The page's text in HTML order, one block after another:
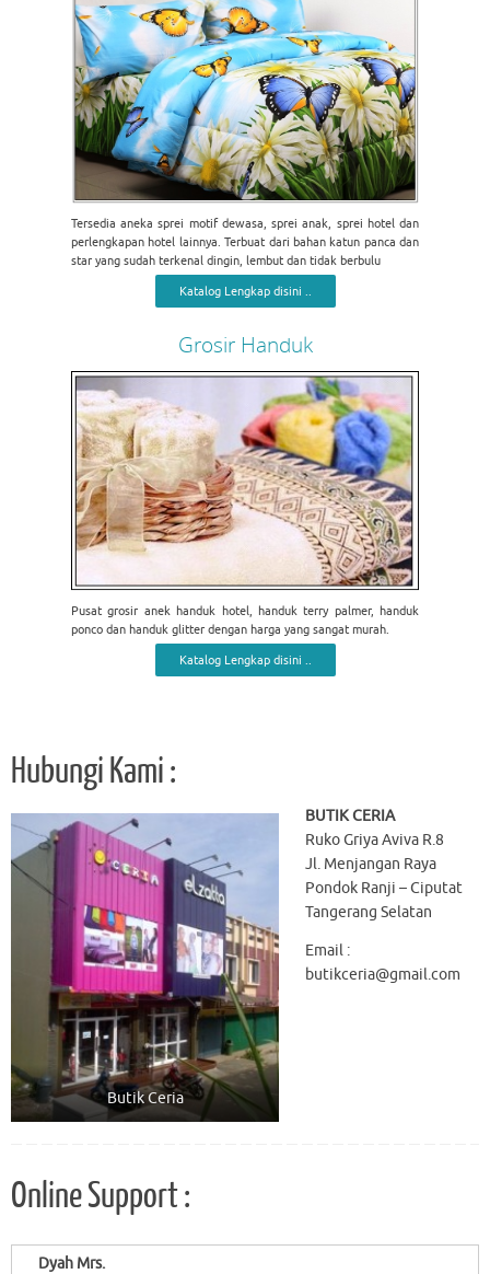
Tersedia aneka sprei motif dewasa, sprei anak, sprei hotel dan
perlengkapan hotel lainnya. Terbuat dari bahan katun panca dan
star yang sudah terkenal dingin, lembut dan tidak berbulu
Katalog Lengkap disini ..
Grosir Handuk
Pusat grosir anek handuk hotel, handuk terry palmer, handuk
ponco dan handuk glitter dengan harga yang sangat murah.
Katalog Lengkap disini ..
Hubungi Kami :
Butik Ceria
BUTIK CERIA
Ruko Griya Aviva R.8
Jl. Menjangan Raya
Pondok Ranji – Ciputat
Tangerang Selatan
Email :
butikceria@gmail.com
Online Support :
Dyah Mrs.